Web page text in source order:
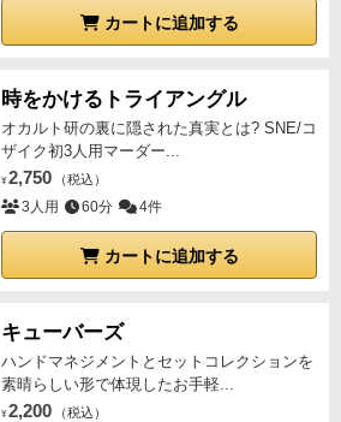
カートに追加する
時をかけるトライアングル
オカルト研の裏に隠された真実とは? SNE/コ
ザイク初3人用マーダー...
¥ 2,750 （税込）
3人用 60分 4件
カートに追加する
キューバーズ
ハンドマネジメントとセットコレクションを
素晴らしい形で体現したお手軽...
¥ 2,200 （税込）